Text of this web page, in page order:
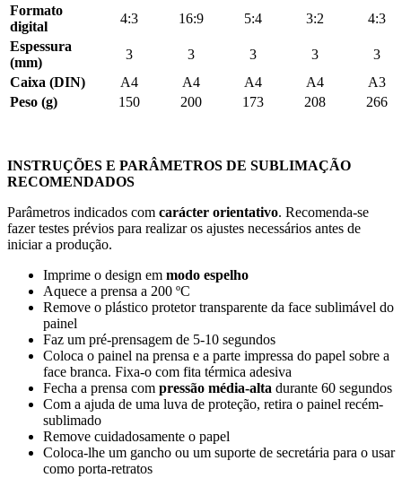
Formato
digital
4:3 16:9 5:4 3:2
4:3
Espessura
(mm)
3 3 3 3
3
Caixa (DIN)
A4 A4 A4 A4
A3
Peso (g)
150 200 173 208 266
INSTRUÇÕES E PARÂMETROS DE SUBLIMAÇÃO
RECOMENDADOS
Parâmetros indicados com carácter orientativo. Recomenda-se
fazer testes prévios para realizar os ajustes necessários antes de
iniciar a produção.
Imprime o design em modo espelho
Aquece a prensa a 200 ºC
Remove o plástico protetor transparente da face sublimável do
painel
Faz um pré-prensagem de 5-10 segundos
Coloca o painel na prensa e a parte impressa do papel sobre a
face branca. Fixa-o com fita térmica adesiva
Fecha a prensa com pressão média-alta durante 60 segundos
Com a ajuda de uma luva de proteção, retira o painel recém-
sublimado
Remove cuidadosamente o papel
Coloca-lhe um gancho ou um suporte de secretária para o usar
como porta-retratos